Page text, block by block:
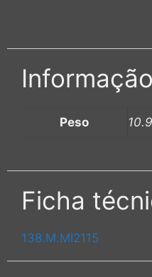
Peso
Ficha
138.M.MI2115